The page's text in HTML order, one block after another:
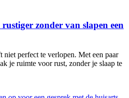
zonder van slapen een
niet perfect te verlopen. Met een paar
je ruimte voor rust, zonder je slaap te